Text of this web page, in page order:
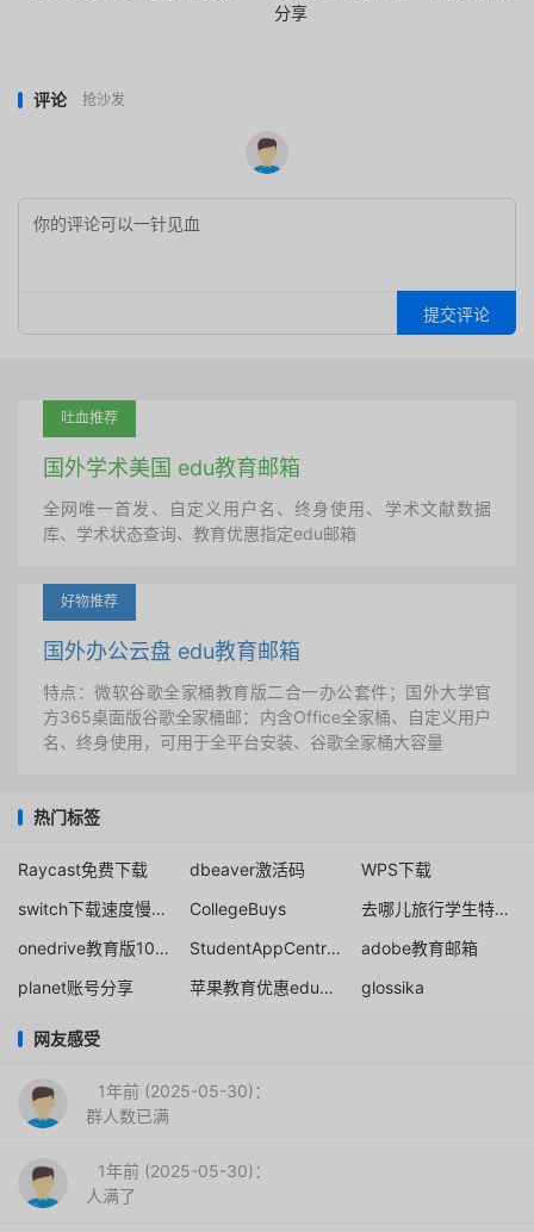
分享
评论 抢沙发
提交评论
吐血推荐
国外学术美国 edu教育邮箱
全网唯一首发、自定义用户名、终身使用、学术文献数据
库、学术状态查询、教育优惠指定edu邮箱
好物推荐
国外办公云盘 edu教育邮箱
特点：微软谷歌全家桶教育版二合一办公套件；国外大学官
方365桌面版谷歌全家桶邮：内含Office全家桶、自定义用户
名、终身使用，可用于全平台安装、谷歌全家桶大容量
热门标签
Raycast免费下载 dbeaver激活码
WPS下载
switch下载速度慢解决办法
CollegeBuys
去哪儿旅行学生特惠入口
onedrive教育版100g扩容方法
StudentAppCentre学生应用商店
adobe教育邮箱
planet账号分享
苹果教育优惠edu邮箱免抽查 glossika
网友感受
1年前 (2025-05-30)：
群人数已满
1年前 (2025-05-30)：
人满了